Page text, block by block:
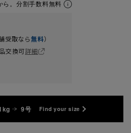
ら。分割手数料無料
受取なら無料）
交換可詳細
9号 Find your size